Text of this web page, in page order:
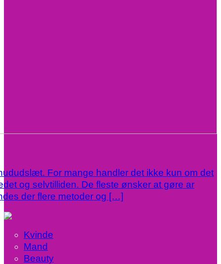
For mange handler det ikke kun om det
og selvtilliden. De fleste ønsker at gøre ar
der flere metoder og […]
Kvinde
Mand
Beauty